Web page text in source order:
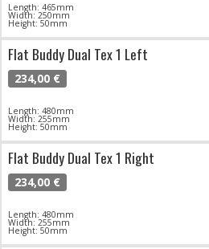
Length: 465mm
Width: 250mm
Height: 50mm
Flat Buddy Dual Tex 1 Left
234,00 €
Length: 480mm
Width: 255mm
Height: 50mm
Flat Buddy Dual Tex 1 Right
234,00 €
Length: 480mm
Width: 255mm
Height: 50mm